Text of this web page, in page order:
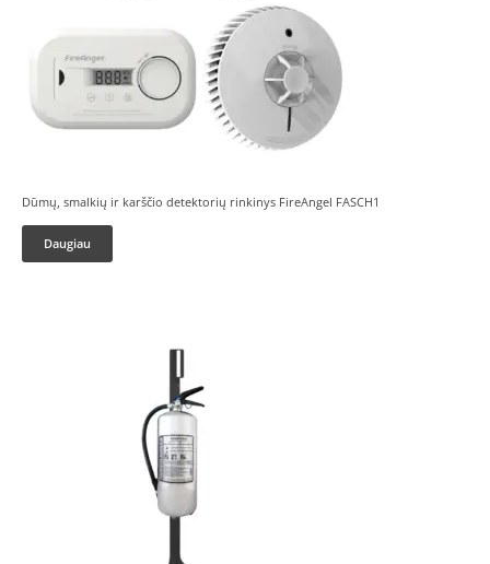
Dūmų, smalkių ir karščio detektorių rinkinys FireAngel FASCH1
Daugiau